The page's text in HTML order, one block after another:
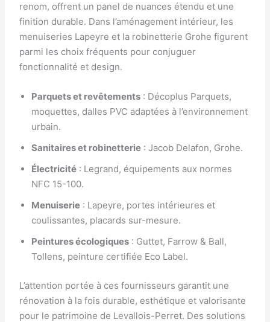
renom, offrent un panel de nuances étendu et une
finition durable. Dans l’aménagement intérieur, les
menuiseries Lapeyre et la robinetterie Grohe figurent
parmi les choix fréquents pour conjuguer
fonctionnalité et design.
Parquets et revêtements : Décoplus Parquets,
moquettes, dalles PVC adaptées à l’environnement
urbain.
Sanitaires et robinetterie : Jacob Delafon, Grohe.
Électricité : Legrand, équipements aux normes
NFC 15-100.
Menuiserie : Lapeyre, portes intérieures et
coulissantes, placards sur-mesure.
Peintures écologiques : Guttet, Farrow & Ball,
Tollens, peinture certifiée Eco Label.
L’attention portée à ces fournisseurs garantit une
rénovation à la fois durable, esthétique et valorisante
pour le patrimoine de Levallois-Perret. Des solutions